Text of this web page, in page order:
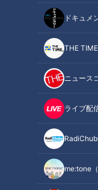
ドキュメ
THE
ニュース
ライブ配
me:tone
命を守る重さ
あなたも育てられ
「しょうもない！」
ボロボロの姿を見
SOSを出そう
オススメ関連コン
ワンオペの限界
「夫が全く頼りにな
ワンオペ。ここまで